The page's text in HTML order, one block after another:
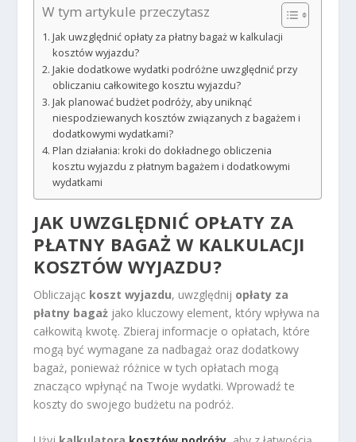
W tym artykule przeczytasz
Jak uwzględnić opłaty za płatny bagaż w kalkulacji
kosztów wyjazdu?
Jakie dodatkowe wydatki podróżne uwzględnić przy
obliczaniu całkowitego kosztu wyjazdu?
Jak planować budżet podróży, aby uniknąć
niespodziewanych kosztów związanych z bagażem i
dodatkowymi wydatkami?
Plan działania: kroki do dokładnego obliczenia
kosztu wyjazdu z płatnym bagażem i dodatkowymi
wydatkami
JAK UWZGLĘDNIĆ OPŁATY ZA
PŁATNY BAGAŻ W KALKULACJI
KOSZTÓW WYJAZDU?
Obliczając koszt wyjazdu, uwzględnij opłaty za
płatny bagaż jako kluczowy element, który wpływa na
całkowitą kwotę. Zbieraj informacje o opłatach, które
mogą być wymagane za nadbagaż oraz dodatkowy
bagaż, ponieważ różnice w tych opłatach mogą
znacząco wpłynąć na Twoje wydatki. Wprowadź te
koszty do swojego budżetu na podróż.